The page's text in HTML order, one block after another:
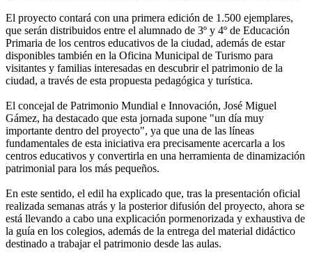
El proyecto contará con una primera edición de 1.500 ejemplares,
que serán distribuidos entre el alumnado de 3º y 4º de Educación
Primaria de los centros educativos de la ciudad, además de estar
disponibles también en la Oficina Municipal de Turismo para
visitantes y familias interesadas en descubrir el patrimonio de la
ciudad, a través de esta propuesta pedagógica y turística.
El concejal de Patrimonio Mundial e Innovación, José Miguel
Gámez, ha destacado que esta jornada supone "un día muy
importante dentro del proyecto", ya que una de las líneas
fundamentales de esta iniciativa era precisamente acercarla a los
centros educativos y convertirla en una herramienta de dinamización
patrimonial para los más pequeños.
En este sentido, el edil ha explicado que, tras la presentación oficial
realizada semanas atrás y la posterior difusión del proyecto, ahora se
está llevando a cabo una explicación pormenorizada y exhaustiva de
la guía en los colegios, además de la entrega del material didáctico
destinado a trabajar el patrimonio desde las aulas.